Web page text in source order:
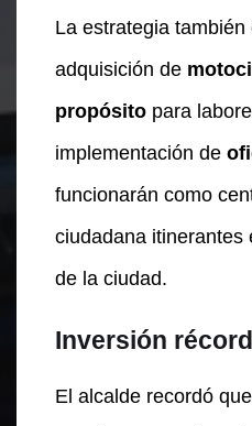
La estrategia
adquisición de
propósito para
implementación de
funcionarán como
ciudadana itinerantes
de la ciudad.
Inversión
El alcalde recordó